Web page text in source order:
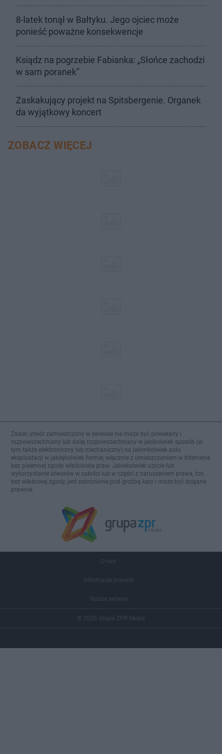
8-latek tonął w Bałtyku. Jego ojciec może
ponieść poważne konsekwencje
Ksiądz na pogrzebie Fabianka: „Słońce zachodzi
w sam poranek”
Zaskakujący projekt na Spitsbergenie. Organek
da wyjątkowy koncert
ZOBACZ WIĘCEJ
Żaden utwór zamieszczony w serwisie nie może być powielany i
rozpowszechniany lub dalej rozpowszechniany w jakikolwiek sposób (w
tym także elektroniczny lub mechaniczny) na jakimkolwiek polu
eksploatacji w jakiejkolwiek formie, włącznie z umieszczaniem w Internecie
bez pisemnej zgody właściciela praw. Jakiekolwiek użycie lub
wykorzystanie utworów w całości lub w części z naruszeniem prawa, tzn.
bez właściwej zgody, jest zabronione pod groźbą kary i może być ścigane
prawnie.
O nas
Informacje prawne
Nasze serwisy
© 2026 Grupa ZPR Media